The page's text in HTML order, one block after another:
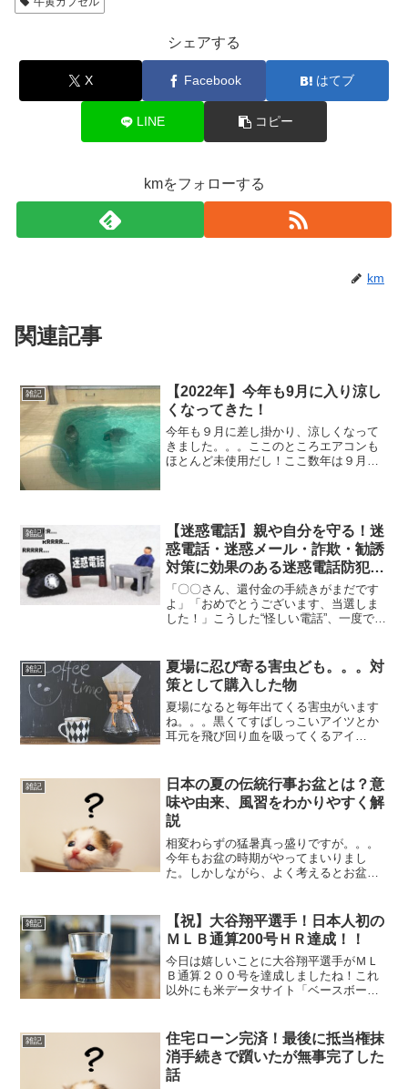
シェアする
X Facebook はてブ
LINE コピー
kmをフォローする
km
関連記事
雑記
【2022年】今年も9月に入り涼し
くなってきた！
今年も９月に差し掛かり、涼しくなって
きました。。。ここのところエアコンも
ほとんど未使用だし！ここ数年は９月に
雑記
【迷惑電話】親や自分を守る！迷
惑電話・迷惑メール・詐欺・勧誘
対策に効果のある迷惑電話防犯グ
ッズ３選
「〇〇さん、還付金の手続きがまだです
よ」「おめでとうございます、当選しま
した！」こうした“怪しい電話”、一度でも
も日常的に発生しています。特に離れて
暮らすご両親の安全が...
雑記
夏場に忍び寄る害虫ども。。。対
策として購入した物
夏場になると毎年出てくる害虫がいます
ね。。。黒くてすばしっこいアイツとか
耳元を飛び回り血を吸ってくるアイ
ることにまずはこれ、ゴキブリが侵入し
そうな場所に噴射しておけば奴...
雑記
日本の夏の伝統行事お盆とは？意
味や由来、風習をわかりやすく解
説
相変わらずの猛暑真っ盛りですが。。。
今年もお盆の時期がやってまいりまし
た。しかしながら、よく考えるとお盆に
色々と調べてみたので備忘も兼ねて記事
にしてみました。お盆の概要お...
雑記
【祝】大谷翔平選手！日本人初の
ＭＬＢ通算200号ＨＲ達成！！
今日は嬉しいことに大谷翔平選手がＭＬ
Ｂ通算２００号を達成しましたね！これ
以外にも米データサイト「ベースボー
５００打点以上、１００盗塁以上を達成
した最初の選手』といった投...
雑記
住宅ローン完済！最後に抵当権抹
消手続きで躓いたが無事完了した
話